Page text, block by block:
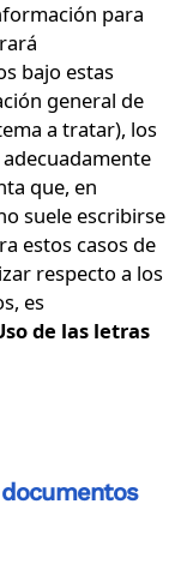
para
bajo estas
general de
a tratar), los
que, en
suele escribirse
estos casos de
respecto a los
es
de las letras